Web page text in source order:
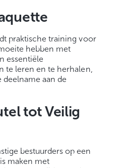
praktische training voor
hebben met
essentiële
te leren en te herhalen,
aan de
tot Veilig
bestuurders op een
maken met